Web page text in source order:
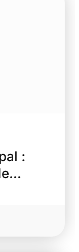
: